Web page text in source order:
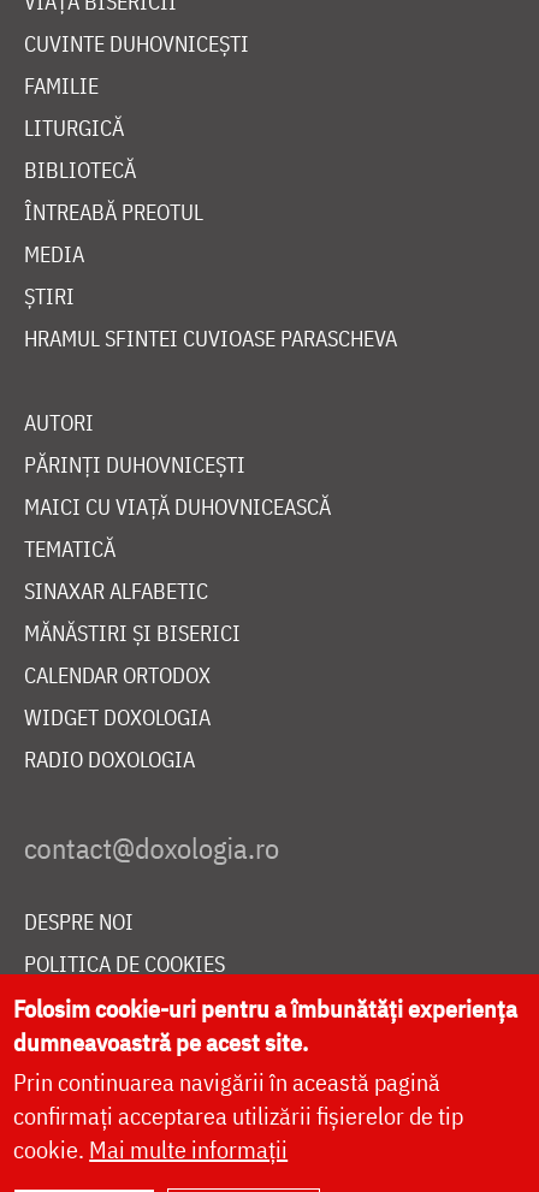
CUVINTE DUHOVNICEȘTI
FAMILIE
LITURGICĂ
BIBLIOTECĂ
ÎNTREABĂ PREOTUL
MEDIA
ȘTIRI
HRAMUL SFINTEI CUVIOASE PARASCHEVA
AUTORI
PĂRINȚI DUHOVNICEȘTI
MAICI CU VIAȚĂ DUHOVNICEASCĂ
TEMATICĂ
SINAXAR ALFABETIC
MĂNĂSTIRI ȘI BISERICI
CALENDAR ORTODOX
WIDGET DOXOLOGIA
RADIO DOXOLOGIA
DESPRE NOI
POLITICA DE COOKIES
DONEAZĂ ONLINE PENTRU CATEDRALA NAȚIONALĂ
LIVE
Folosim cookie-uri pentru a îmbunătăți experiența
dumneavoastră pe acest site.
Prin continuarea navigării în această pagină
confirmați acceptarea utilizării fișierelor de tip
cookie. Mai multe informații